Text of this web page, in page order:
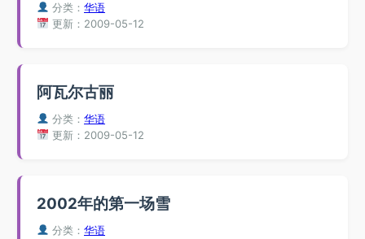
分类：华语
更新：2009-05-12
阿瓦尔古丽
分类：华语
更新：2009-05-12
2002年的第一场雪
分类：华语